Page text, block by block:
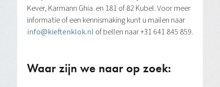
Kever, Karmann Ghia en 181 of 82 Kubel. Voor meer
informatie of een kennismaking kunt u mailen naar
info@kieftenklok.nl of bellen naar +31 641 845 859.
Waar zijn we naar op zoek: